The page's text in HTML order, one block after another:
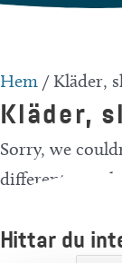
Hoppa
innehåll
Hem / Kläder,
Kläder,
Sorry, we
different search.
Hittar du